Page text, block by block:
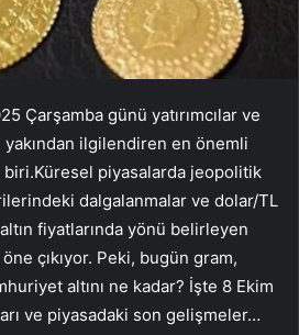
Çarşamba günü yatırımcılar ve
ilgilendiren en önemli
biri.Küresel piyasalarda jeopolitik
dalgalanmalar ve dolar/TL
fiyatlarında yönü belirleyen
çıkıyor. Peki, bugün gram,
altını ne kadar? İşte 8 Ekim
ve piyasadaki son gelişmeler…